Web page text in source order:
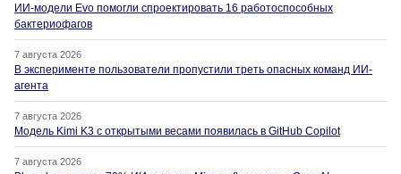
ИИ-модели Evo помогли спроектировать 16 работоспособных
бактериофагов
7 августа 2026
В эксперименте пользователи пропустили треть опасных команд ИИ-
агента
7 августа 2026
Модель Kimi K3 с открытыми весами появилась в GitHub Copilot
7 августа 2026